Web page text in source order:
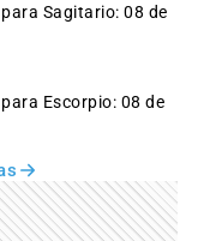
Sagitario: 08 de
Escorpio: 08 de